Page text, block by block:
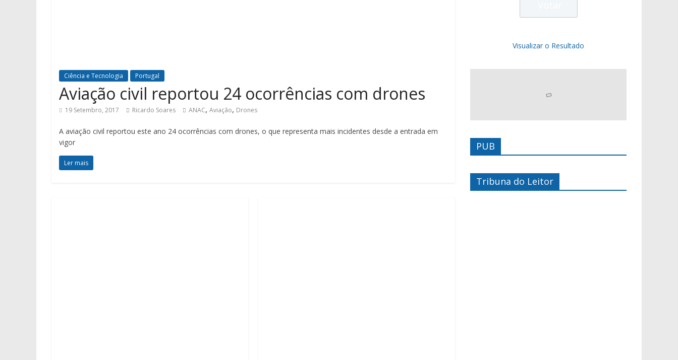
Ciência e Tecnologia Portugal
Aviação civil reportou 24 ocorrências com drones
19 Setembro, 2017 Ricardo Soares ANAC, Aviação, Drones
A aviação civil reportou este ano 24 ocorrências com drones, o que representa mais incidentes desde a entrada em
vigor
Ler mais
Visualizar o Resultado
PUB
Tribuna do Leitor